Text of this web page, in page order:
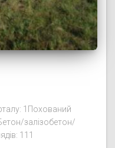
1Похований
залізобетон/
111